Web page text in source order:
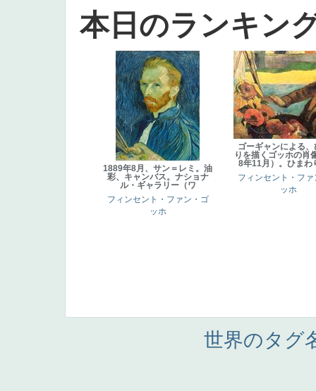
本日のランキン
1889年8月、サン＝レミ。油
彩、キャンバス。ナショナ
ル・ギャラリー（ワ
フィンセント・ファン・ゴ
ッホ
ゴーギャンによる、
りを描くゴッホの肖
8年11月）。ひまわ
フィンセント・ファ
ッホ
世界のタグ